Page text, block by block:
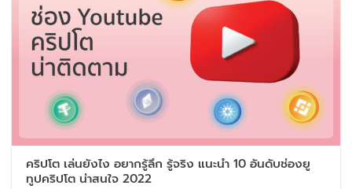
คริปโต เล่นยังไง อยากรู้ลึก รู้จริง แนะนำ 10 อันดับช่องยู
ทูปคริปโต น่าสนใจ 2022